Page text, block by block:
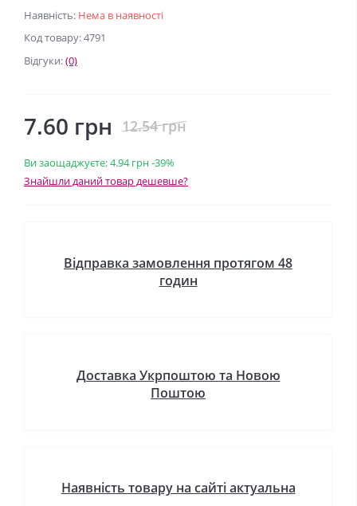
Наявність: Нема в наявності
Код товару: 4791
Відгуки:(0)
7.60 грн 12.54 грн
Ви заощаджуєте:4.94 грн-39%
Знайшли даний товар дешевше?
Відправка замовлення протягом 48
годин
Доставка Укрпоштою та Новою
Поштою
Наявність товару на сайті актуальна